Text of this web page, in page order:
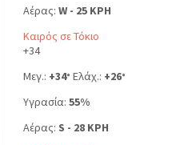
Αέρας: W - 25 KPH
Καιρός σε Τόκιο
+34
Μεγ.: +34° Ελάχ.: +26°
Υγρασία: 55%
Αέρας: S - 28 KPH